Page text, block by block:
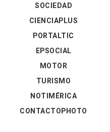
SOCIEDAD
CIENCIAPLUS
PORTALTIC
EPSOCIAL
MOTOR
TURISMO
NOTIMÉRICA
CONTACTOPHOTO